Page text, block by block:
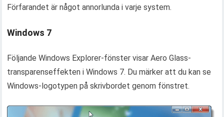
Förfarandet är något annorlunda i varje system.
Windows 7
Följande Windows Explorer-fönster visar Aero Glass-
transparenseffekten i Windows 7. Du märker att du kan se
Windows-logotypen på skrivbordet genom fönstret.